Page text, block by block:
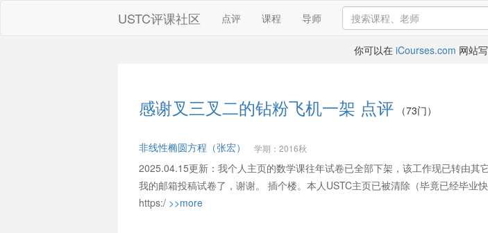
USTC评课社区 点评 课程 导师
你可以在 iCourses.com 网站
感谢叉三叉二的钻粉飞机一架 点评（73门）
非线性椭圆方程（张宏） 学期：2016秋
2025.04.15更新：我个人主页的数学课往年试卷已全部下架，该工作现已转由
我的邮箱投稿试卷了，谢谢。 插个楼。本人USTC主页已被清除（毕竟已经毕
https:/ >>more